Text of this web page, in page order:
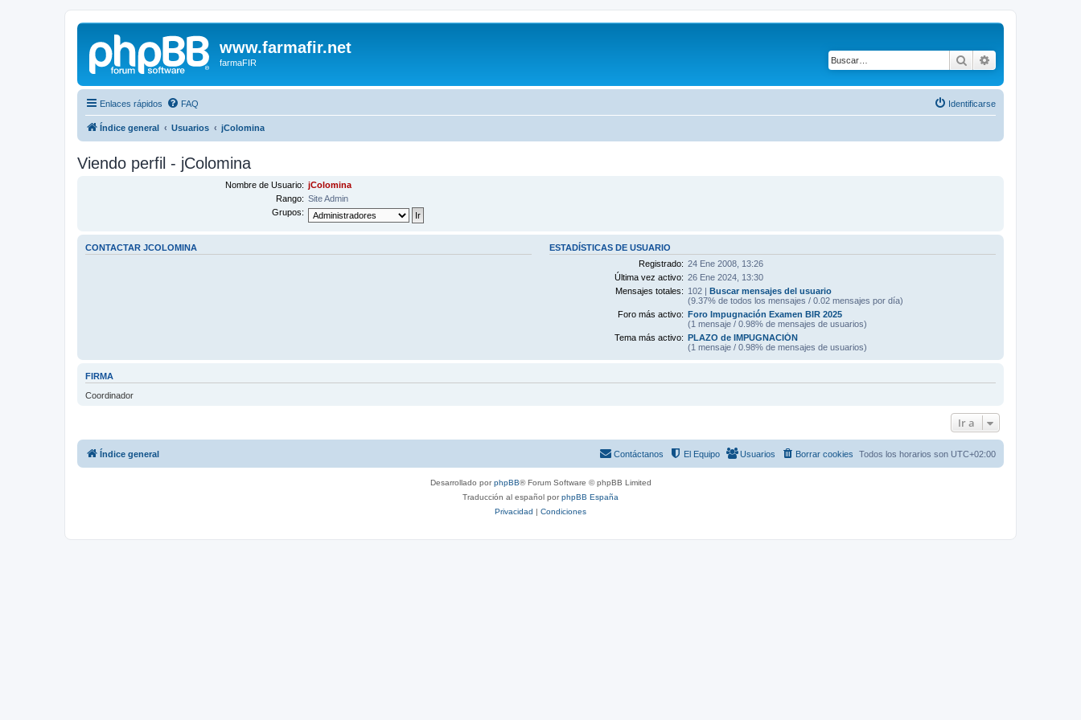
www.farmafir.net
farmaFIR Buscar
Enlaces rápidos FAQ Identificarse
Índice general Usuarios jColomina
Viendo perfil - jColomina
Nombre de Usuario: jColomina
Rango: Site Admin
Grupos:
CONTACTAR JCOLOMINA
ESTADÍSTICAS DE USUARIO
Registrado: 24 Ene 2008, 13:26
Última vez activo: 26 Ene 2024, 13:30
Mensajes totales: 102 | Buscar mensajes del usuario
(9.37% de todos los mensajes / 0.02 mensajes por día)
Foro más activo: Foro Impugnación Examen BIR 2025
(1 mensaje / 0.98% de mensajes de usuarios)
Tema más activo: PLAZO de IMPUGNACIÓN
(1 mensaje / 0.98% de mensajes de usuarios)
FIRMA
Coordinador
Ir a
Índice general Todos los horarios son UTC+02:00
Borrar cookies
Usuarios
El Equipo
Contáctanos
Desarrollado porphpBB® Forum Software © phpBB Limited
Traducción al español porphpBB España
Privacidad | Condiciones